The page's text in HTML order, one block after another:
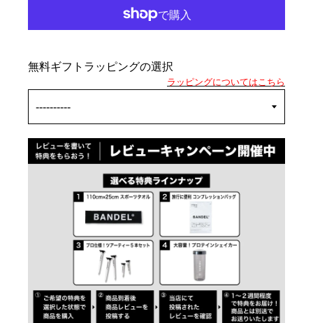
無料ギフトラッピングの選択
ラッピングについてはこちら